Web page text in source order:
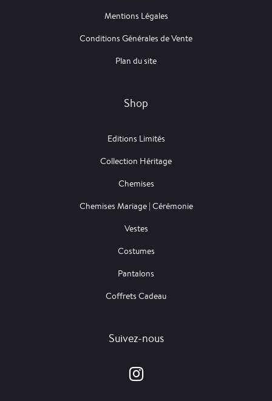
Mentions Légales
Conditions Générales de Vente
Plan du site
Shop
Editions Limités
Collection Héritage
Chemises
Chemises Mariage | Cérémonie
Vestes
Costumes
Pantalons
Coffrets Cadeau
Suivez-nous